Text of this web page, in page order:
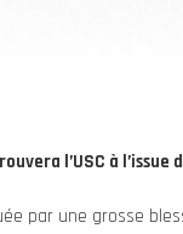
l’USC à l’issue
par une grosse